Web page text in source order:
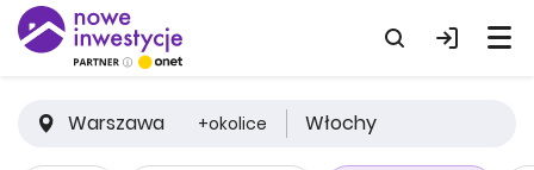
Warszawa +okolice Włochy